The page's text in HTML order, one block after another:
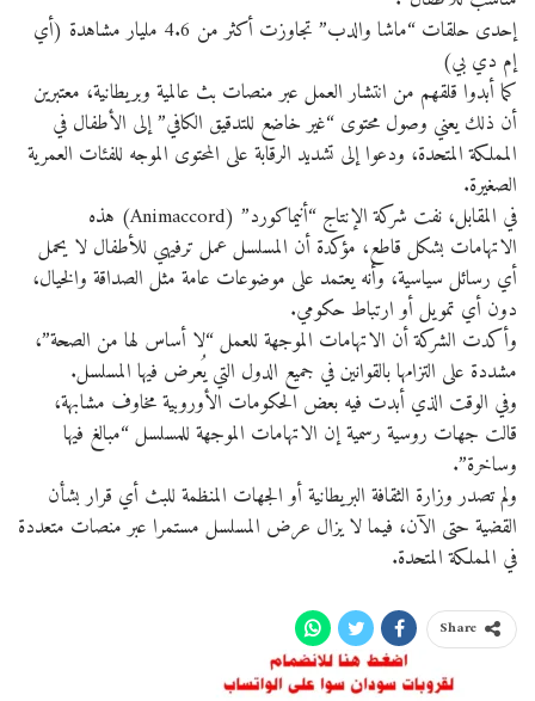
إحدى حلقات “ماشا والدب” تجاوزت أكثر من 4.6 مليار مشاهدة (أي
إم دي بي)
كما أبدوا قلقهم من انتشار العمل عبر منصات بث عالمية وبريطانية، معتبرين
أن ذلك يعني وصول محتوى “غير خاضع للتدقيق الكافي” إلى الأطفال في
المملكة المتحدة، ودعوا إلى تشديد الرقابة على المحتوى الموجه للفئات العمرية
الصغيرة.
في المقابل، نفت شركة الإنتاج “أنيماكورد” (Animaccord) هذه
الاتهامات بشكل قاطع، مؤكدة أن المسلسل عمل ترفيهي للأطفال لا يحمل
أي رسائل سياسية، وأنه يعتمد على موضوعات عامة مثل الصداقة والخيال،
دون أي تمويل أو ارتباط حكومي.
وأكدت الشركة أن الاتهامات الموجهة للعمل “لا أساس لها من الصحة”،
مشددة على التزامها بالقوانين في جميع الدول التي يُعرض فيها المسلسل.
وفي الوقت الذي أبدت فيه بعض الحكومات الأوروبية مخاوف مشابهة،
قالت جهات روسية رسمية إن الاتهامات الموجهة للمسلسل “مبالغ فيها
وساخرة”.
ولم تصدر وزارة الثقافة البريطانية أو الجهات المنظمة للبث أي قرار بشأن
القضية حتى الآن، فيما لا يزال عرض المسلسل مستمرا عبر منصات متعددة
في المملكة المتحدة.
Share